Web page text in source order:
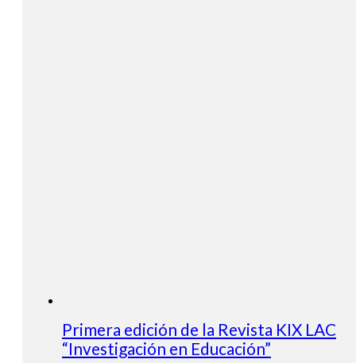
Primera edición de la Revista KIX LAC
“Investigación en Educación”